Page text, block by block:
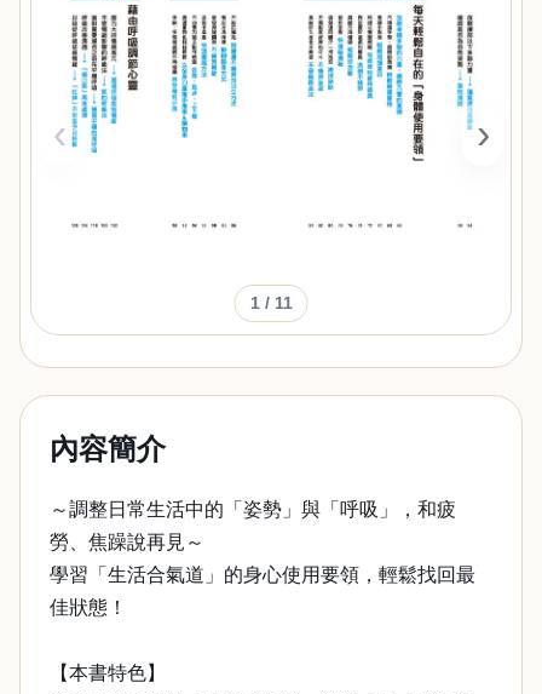
‹ ›
1/ 11
內容簡介
～調整日常生活中的「姿勢」與「呼吸」，和疲
勞、焦躁說再見～
學習「生活合氣道」的身心使用要領，輕鬆找回最
佳狀態！
【本書特色】